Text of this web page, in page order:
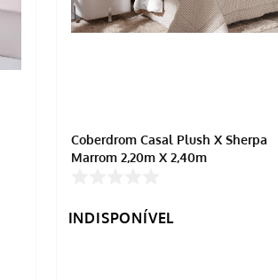
Coberdrom Casal Plush X Sherpa
Marrom 2,20m X 2,40m
INDISPONÍVEL